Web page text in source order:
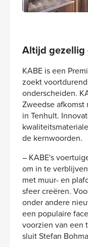
Altijd gezellig
KABE is een
zoekt
onderscheiden.
Zweedse
in Tenhult.
de kernwoorden.
– KABE's
om in te
met muur- en
sfeer creëren.
onder andere
een populaire
voorzien van een
sluit Stefan